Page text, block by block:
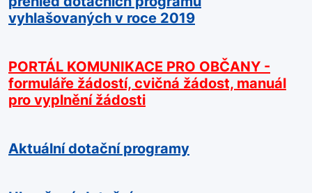
vyhlašovaných v roce 2019
PORTÁL KOMUNIKACE PRO OBČANY -
formuláře žádostí, cvičná žádost, manuál
pro vyplnění žádosti
Aktuální dotační programy